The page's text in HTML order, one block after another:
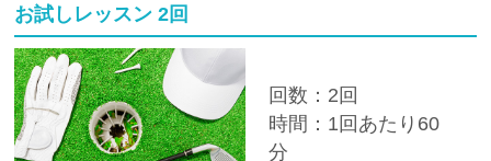
お試しレッスン 2回
回数：2回
時間：1回あたり60
分